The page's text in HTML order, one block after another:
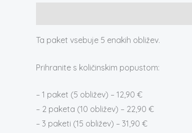
Ta paket vsebuje 5 enakih obližev.
Prihranite s količinskim popustom:
– 1 paket (5 obližev) – 12,90 €
– 2 paketa (10 obližev) – 22,90 €
– 3 paketi (15 obližev) – 31,90 €